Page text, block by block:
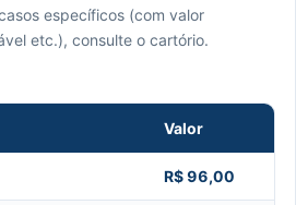
específicos (com valor
etc.), consulte o cartório.
Valor
R$ 96,00